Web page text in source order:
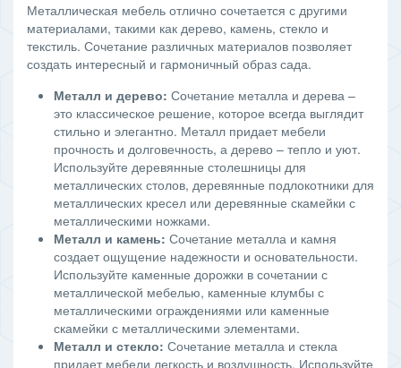
Металлическая мебель отлично сочетается с другими
материалами, такими как дерево, камень, стекло и
текстиль. Сочетание различных материалов позволяет
создать интересный и гармоничный образ сада.
Металл и дерево: Сочетание металла и дерева –
это классическое решение, которое всегда выглядит
стильно и элегантно. Металл придает мебели
прочность и долговечность, а дерево – тепло и уют.
Используйте деревянные столешницы для
металлических столов, деревянные подлокотники для
металлических кресел или деревянные скамейки с
металлическими ножками.
Металл и камень: Сочетание металла и камня
создает ощущение надежности и основательности.
Используйте каменные дорожки в сочетании с
металлической мебелью, каменные клумбы с
металлическими ограждениями или каменные
скамейки с металлическими элементами.
Металл и стекло: Сочетание металла и стекла
придает мебели легкость и воздушность. Используйте